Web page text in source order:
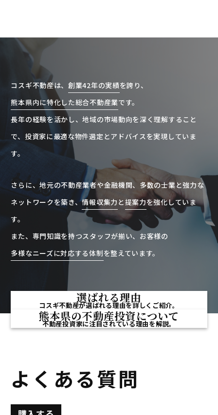
コスギ不動産は、創業42年の実績を誇り、
熊本県内に特化した総合不動産業です。
長年の経験を活かし、地域の市場動向を深く理解すること
で、投資家に最適な物件選定とアドバイスを実現していま
す。
さらに、地元の不動産業者や金融機関、 多数の士業と強力な
ネットワークを築き、情報収集力 と提案力を強化していま
す。
また、専門知識を持つスタッフが揃い、お客様の
多様なニーズに対応する体制を整えています。
選ばれる理由
コスギ不動産が選ばれる理由を詳しくご紹介。
熊本県の不動産投資について
不動産投資家に注目されている理由を解説。
よくある質問